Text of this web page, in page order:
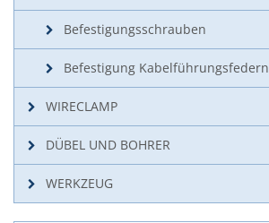
Befestigungsschrauben
Befestigung Kabelführungsfedern
WIRECLAMP
DÜBEL UND BOHRER
WERKZEUG